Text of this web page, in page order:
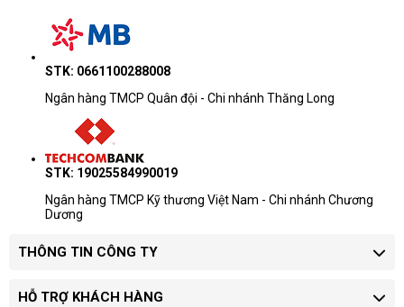
STK: 0661100288008
Ngân hàng TMCP Quân đội - Chi nhánh Thăng Long
STK: 19025584990019
Ngân hàng TMCP Kỹ thương Việt Nam - Chi nhánh Chương
Dương
THÔNG TIN CÔNG TY
HỖ TRỢ KHÁCH HÀNG